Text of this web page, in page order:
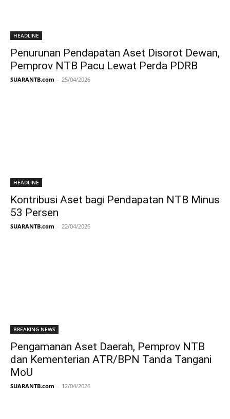
HEADLINE
Penurunan Pendapatan Aset Disorot Dewan,
Pemprov NTB Pacu Lewat Perda PDRB
SUARANTB.com - 25/04/2026
HEADLINE
Kontribusi Aset bagi Pendapatan NTB Minus
53 Persen
SUARANTB.com - 22/04/2026
BREAKING NEWS
Pengamanan Aset Daerah, Pemprov NTB
dan Kementerian ATR/BPN Tanda Tangani
MoU
SUARANTB.com - 12/04/2026